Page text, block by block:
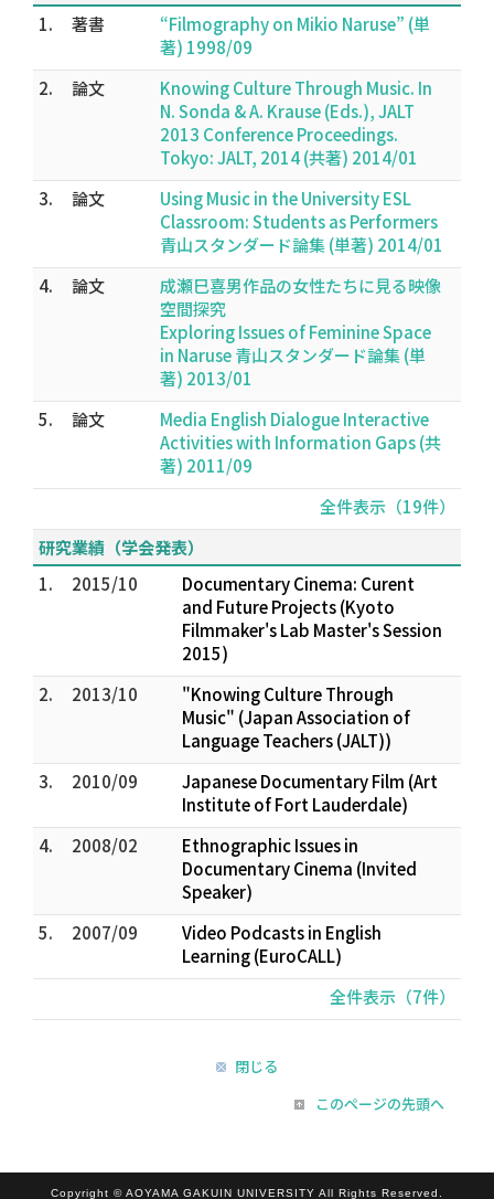
1.
著書
“Filmography on Mikio Naruse” (単
著) 1998/09
2.
論文
Knowing Culture Through Music. In
N. Sonda & A. Krause (Eds.), JALT
2013 Conference Proceedings.
Tokyo: JALT, 2014 (共著) 2014/01
3.
論文
Using Music in the University ESL
Classroom: Students as Performers
青山スタンダード論集 (単著) 2014/01
4.
論文
成瀬巳喜男作品の女性たちに見る映像
空間探究
Exploring Issues of Feminine Space
in Naruse 青山スタンダード論集 (単
著) 2013/01
5.
論文
Media English Dialogue Interactive
Activities with Information Gaps (共
著) 2011/09
全件表示（19件）
研究業績（学会発表）
1.
2015/10
Documentary Cinema: Curent
and Future Projects (Kyoto
Filmmaker's Lab Master's Session
2015)
2.
2013/10
"Knowing Culture Through
Music" (Japan Association of
Language Teachers (JALT))
3.
2010/09
Japanese Documentary Film (Art
Institute of Fort Lauderdale)
4.
2008/02
Ethnographic Issues in
Documentary Cinema (Invited
Speaker)
5.
2007/09
Video Podcasts in English
Learning (EuroCALL)
全件表示（7件）
閉じる
このページの先頭へ
Copyright © AOYAMA GAKUIN UNIVERSITY All Rights Reserved.